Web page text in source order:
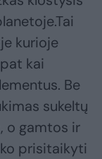
kurioje
kai
Be
sukeltų
o gamtos ir
prisitaikyti